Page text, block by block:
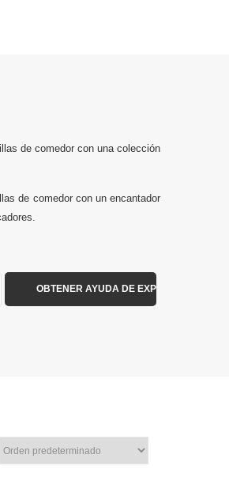
de comedor con una colección
de comedor con un encantador